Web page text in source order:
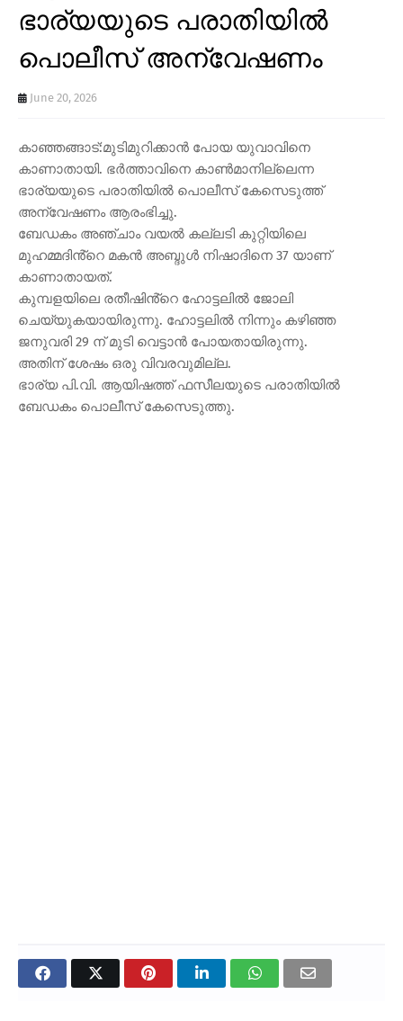
ഭാര്യയുടെ പരാതിയിൽ
പൊലീസ് അന്വേഷണം
June 20, 2026
കാഞ്ഞങ്ങാട്:മുടിമുറിക്കാൻ പോയ യുവാവിനെ
കാണാതായി. ഭർത്താവിനെ കാൺമാനില്ലെന്ന
ഭാര്യയുടെ പരാതിയിൽ പൊലീസ് കേസെടുത്ത്
അന്വേഷണം ആരംഭിച്ചു.
ബേഡകം അഞ്ചാം വയൽ കല്ലടി കുറ്റിയിലെ
മുഹമ്മദിൻ്റെ മകൻ അബ്ദുൾ നിഷാദിനെ 37 യാണ്
കാണാതായത്.
കുമ്പളയിലെ രതീഷിൻ്റെ ഹോട്ടലിൽ ജോലി
ചെയ്യുകയായിരുന്നു. ഹോട്ടലിൽ നിന്നും കഴിഞ്ഞ
ജനുവരി 29 ന് മുടി വെട്ടാൻ പോയതായിരുന്നു.
അതിന് ശേഷം ഒരു വിവരവുമില്ല.
ഭാര്യ പി.വി. ആയിഷത്ത് ഫസീലയുടെ പരാതിയിൽ
ബേഡകം പൊലീസ് കേസെടുത്തു.